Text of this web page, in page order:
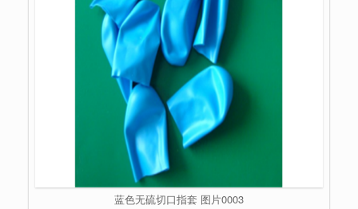
蓝色无硫切口指套 图片0003